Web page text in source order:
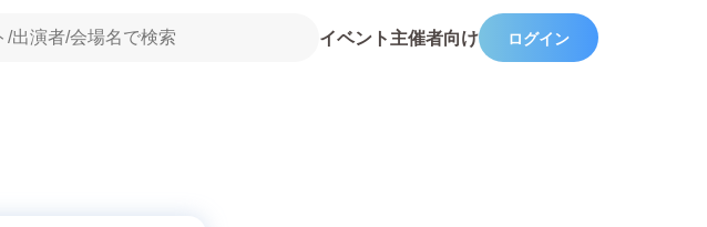
イベント主催者向け ログイン